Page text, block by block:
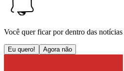
Você quer ficar por dentro das
Eu quero! Agora não